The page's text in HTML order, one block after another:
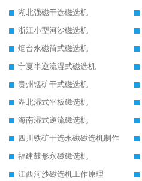
湖北强磁干选磁选机
浙江小型河沙磁选机
烟台永磁筒式磁选机
宁夏半逆流湿式磁选机
贵州锰矿干式磁选机
湖北湿式平板磁选机
海南湿式逆流磁选机
四川铁矿干选永磁磁选机制作
福建鼓形永磁磁选机
江西河沙磁选机工作原理